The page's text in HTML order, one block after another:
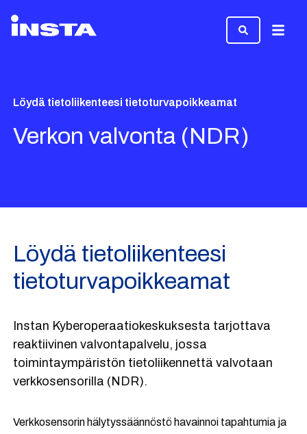
Löydä tietoliikenteesi tietoturvapoikkeamat
Verkon valvonta (NDR)
Löydä tietoliikenteesi
tietoturvapoikkeamat
Instan Kyberoperaatiokeskuksesta tarjottava
reaktiivinen valvontapalvelu, jossa
toimintaympäristön tietoliikennettä valvotaan
verkkosensorilla (NDR).
Verkkosensorin hälytyssäännöstö havainnoi tapahtumia ja